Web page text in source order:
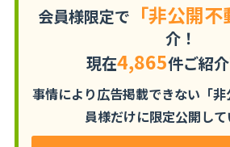
会員様限定で 「非公開不
介！
現在4,865件ご紹
事情により広告掲載できない「
員様だけに限定公開して